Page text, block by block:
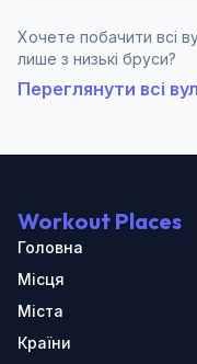
Хочете побачити всі
лише з низькі бруси?
Переглянути всі
Workout Places
Головна
Місця
Міста
Країни